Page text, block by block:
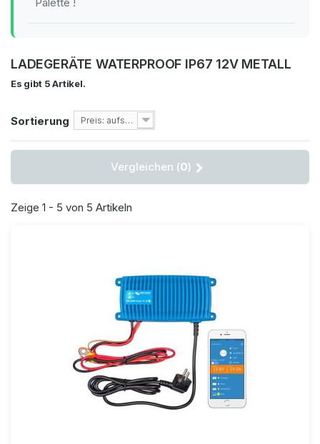
LADEGERÄTE WATERPROOF IP67 12V METALL
Es gibt 5 Artikel.
Sortierung Preis: aufsteigend
Vergleichen (0)
Zeige 1 - 5 von 5 Artikeln